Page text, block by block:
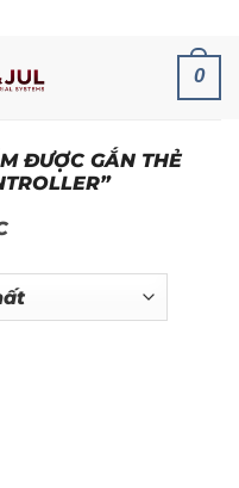
0
ĐƯỢC GẮN THẺ